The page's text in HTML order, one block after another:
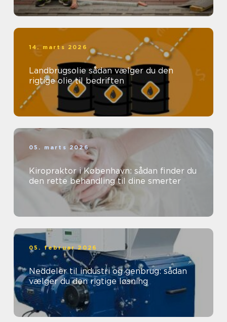
14. marts 2026
Landbrugsolie sådan vælger du den
rigtige olie til bedriften
05. marts 2026
Kiropraktor i København: sådan finder du
den rette behandling til dine smerter
05. februar 2026
Neddeler til industri og genbrug: sådan
vælger du den rigtige løsning